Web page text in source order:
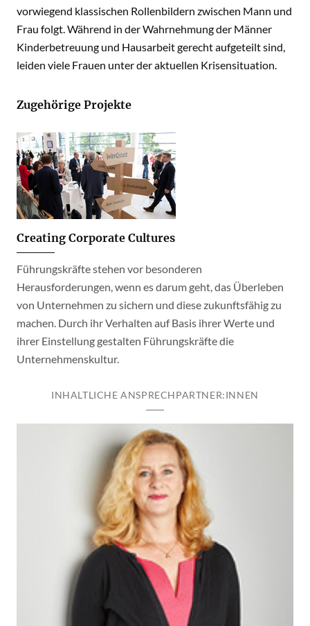
vorwiegend klassischen Rollenbildern zwischen Mann und
Frau folgt. Während in der Wahrnehmung der Männer
Kinderbetreuung und Hausarbeit gerecht aufgeteilt sind,
leiden viele Frauen unter der aktuellen Krisensituation.
Zugehörige Projekte
Creating Corporate Cultures
Führungskräfte stehen vor besonderen
Herausforderungen, wenn es darum geht, das Überleben
von Unternehmen zu sichern und diese zukunftsfähig zu
machen. Durch ihr Verhalten auf Basis ihrer Werte und
ihrer Einstellung gestalten Führungskräfte die
Unternehmenskultur.
INHALTLICHE ANSPRECHPARTNER:INNEN